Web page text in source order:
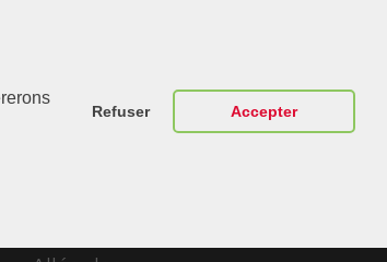
Refuser Accepter